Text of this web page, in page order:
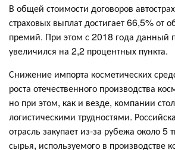
В общей стоимости договоров
страховых выплат достигает 66,5% от
премий. При этом с 2018 года данный
увеличился на 2,2 процентных пункта.
Снижение импорта косметических
роста отечественного производства
но при этом, как и везде, компании
логистическими трудностями.
отрасль закупает из-за рубежа около
сырья, используемого в производстве